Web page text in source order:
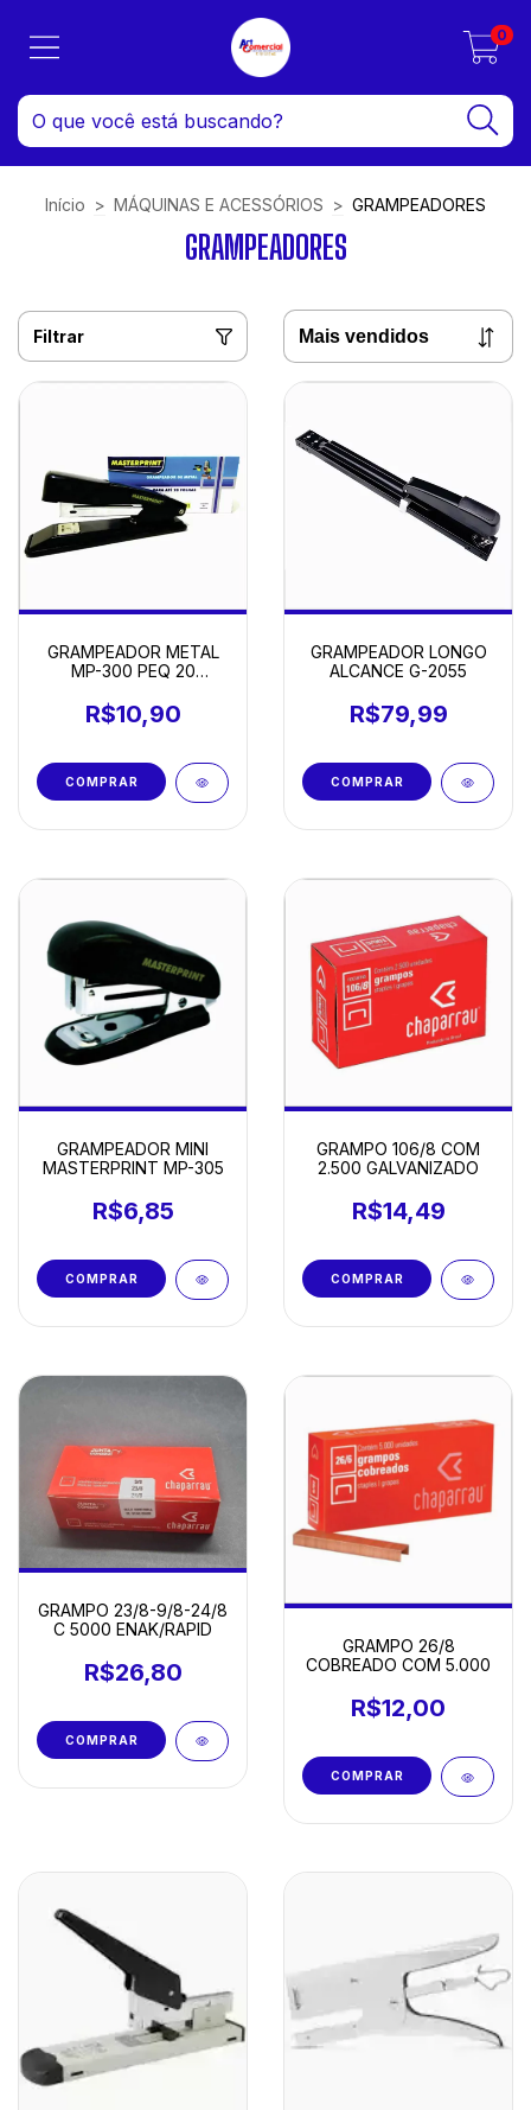
0
Início > MÁQUINAS E ACESSÓRIOS > GRAMPEADORES
GRAMPEADORES
Filtrar
GRAMPEADOR METAL
MP-300 PEQ 20
R$10,90
GRAMPEADOR LONGO
ALCANCE G-2055
R$79,99
GRAMPEADOR MINI
MASTERPRINT MP-305
R$6,85
GRAMPO 106/8 COM
2.500 GALVANIZADO
R$14,49
GRAMPO 23/8-9/8-24/8
C 5000 ENAK/RAPID
R$26,80
GRAMPO 26/8
COBREADO COM 5.000
R$12,00